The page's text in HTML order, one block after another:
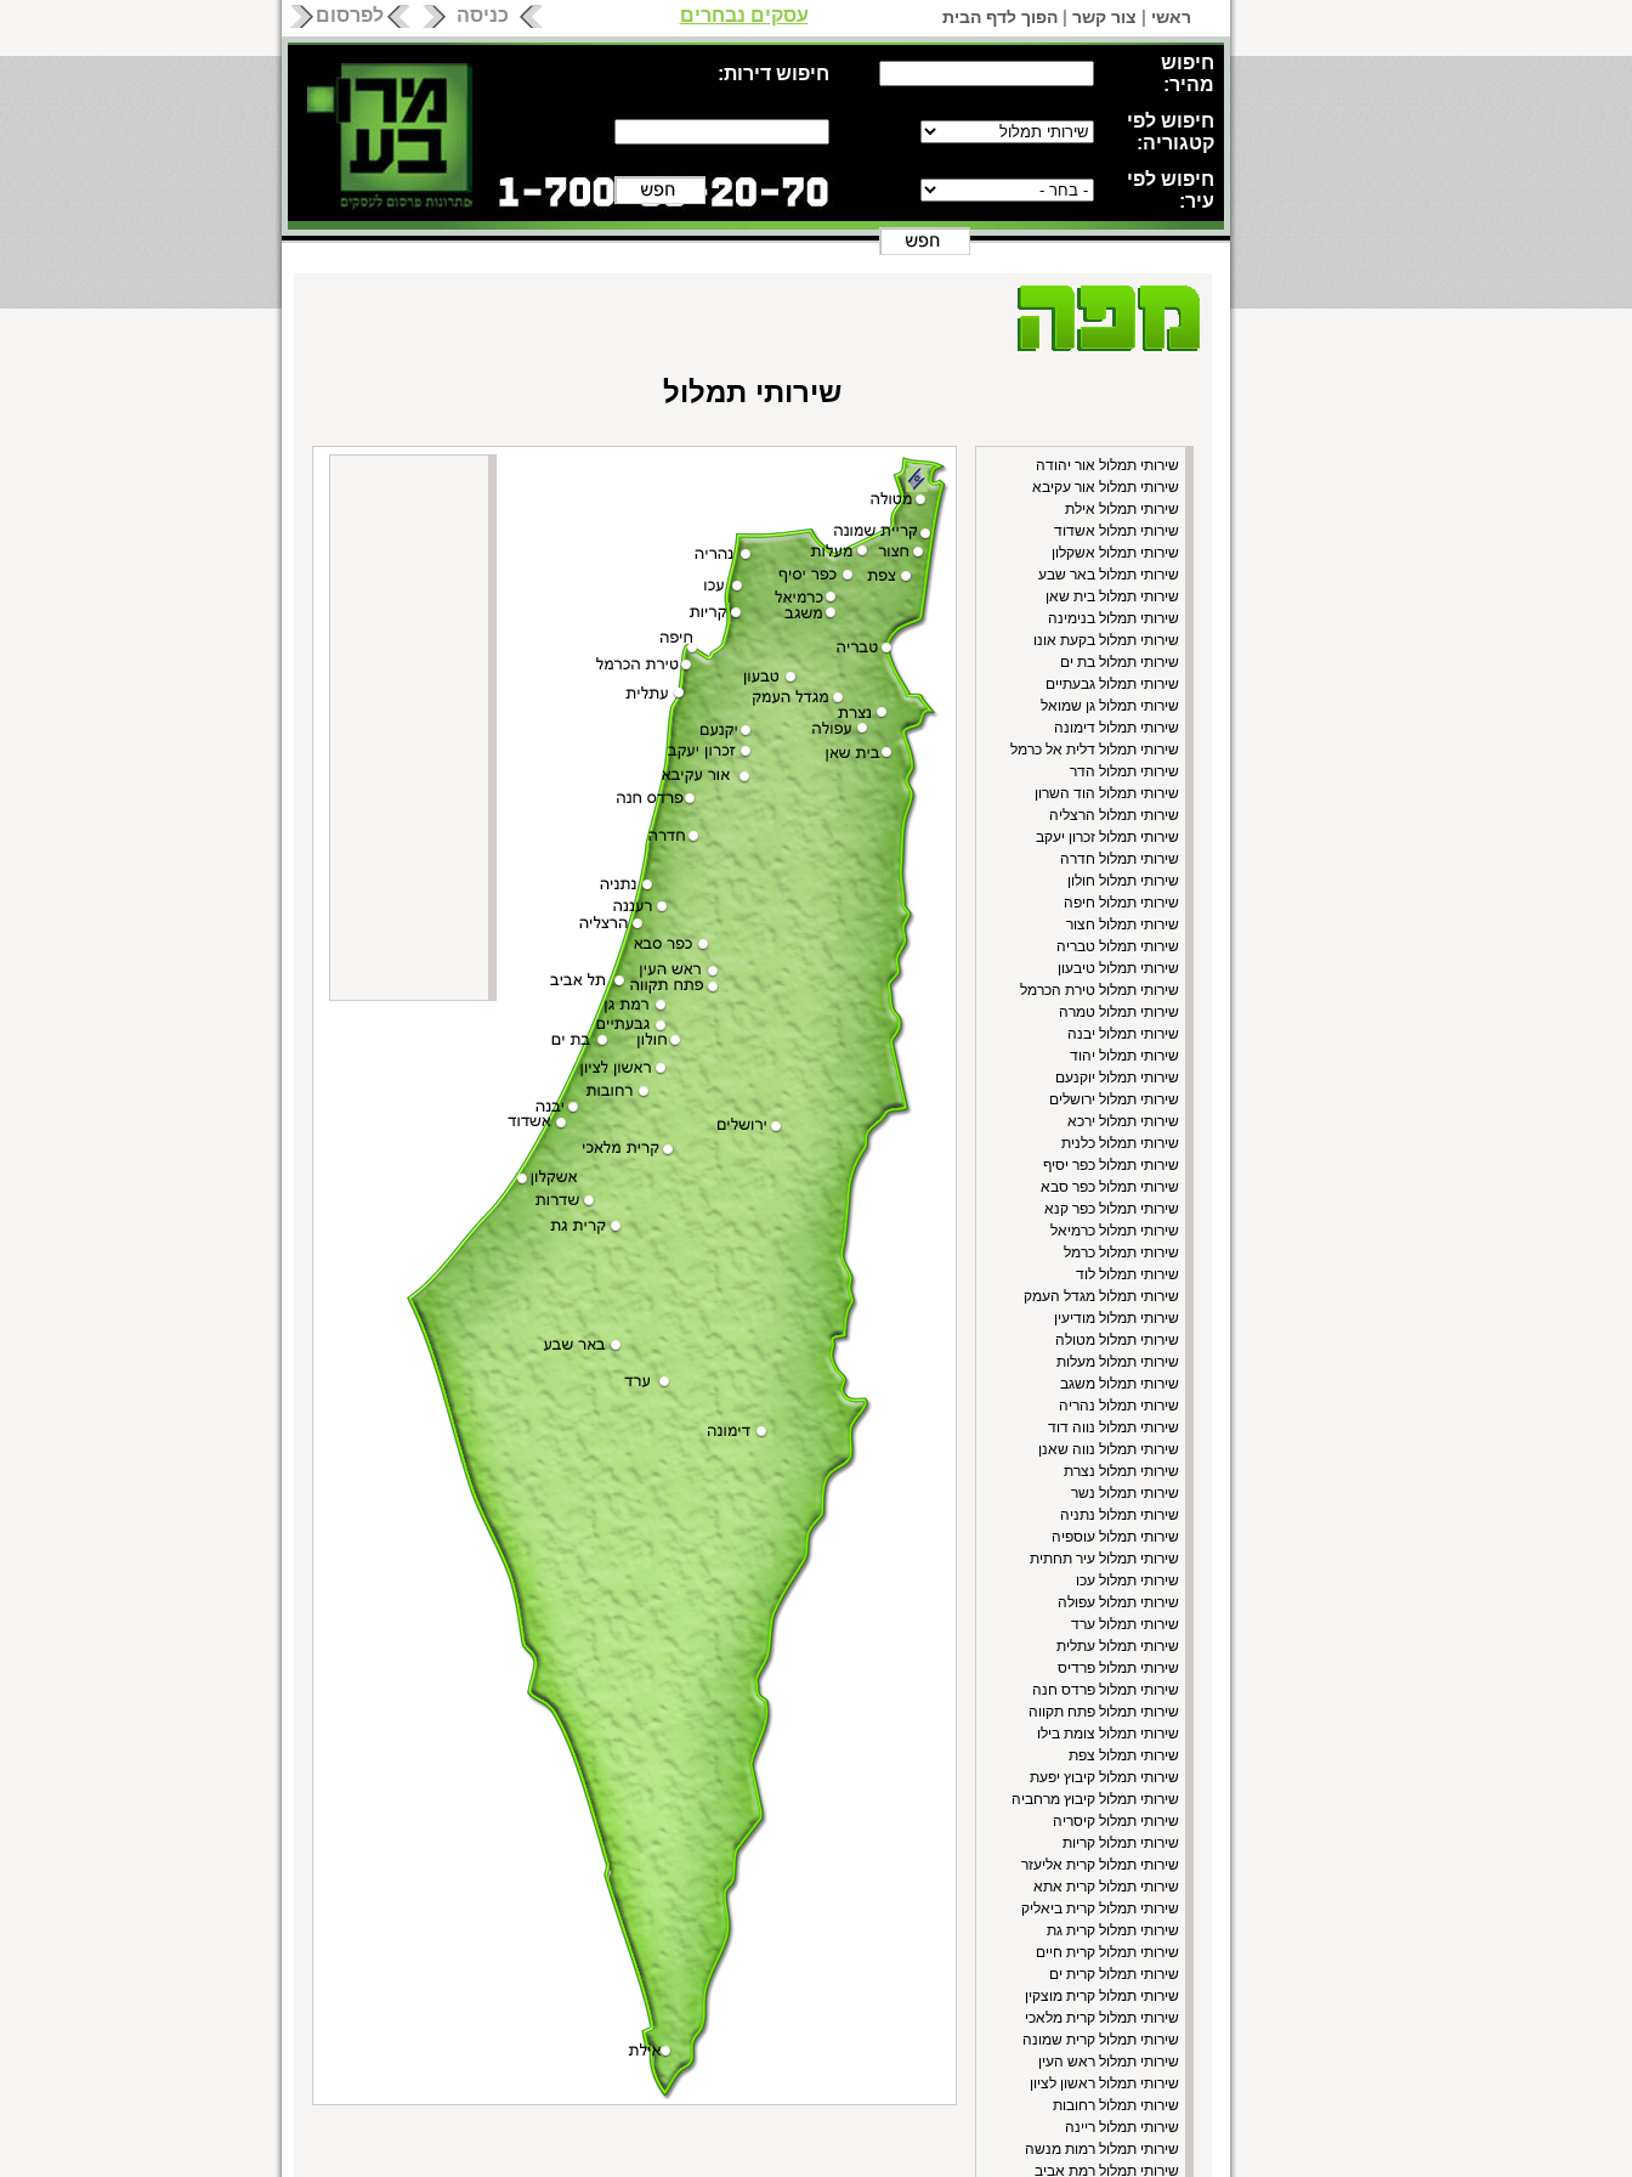
ראשי | צור קשר | הפוך לדף הבית לפרסום כניסה עסקים נבחרים
חיפוש
מהיר:
חיפוש דירות:
חיפוש לפי
קטגוריה:
חיפוש לפי
עיר:
שירותי תמלול
שירותי תמלול אור יהודה
שירותי תמלול אור עקיבא
שירותי תמלול אילת
שירותי תמלול אשדוד
שירותי תמלול אשקלון
שירותי תמלול באר שבע
שירותי תמלול בית שאן
שירותי תמלול בנימינה
שירותי תמלול בקעת אונו
שירותי תמלול בת ים
שירותי תמלול גבעתיים
שירותי תמלול גן שמואל
שירותי תמלול דימונה
שירותי תמלול דלית אל כרמל
שירותי תמלול הדר
שירותי תמלול הוד השרון
שירותי תמלול הרצליה
שירותי תמלול זכרון יעקב
שירותי תמלול חדרה
שירותי תמלול חולון
שירותי תמלול חיפה
שירותי תמלול חצור
שירותי תמלול טבריה
שירותי תמלול טיבעון
שירותי תמלול טירת הכרמל
שירותי תמלול טמרה
שירותי תמלול יבנה
שירותי תמלול יהוד
שירותי תמלול יוקנעם
שירותי תמלול ירושלים
שירותי תמלול ירכא
שירותי תמלול כלנית
שירותי תמלול כפר יסיף
שירותי תמלול כפר סבא
שירותי תמלול כפר קנא
שירותי תמלול כרמיאל
שירותי תמלול כרמל
שירותי תמלול לוד
שירותי תמלול מגדל העמק
שירותי תמלול מודיעין
שירותי תמלול מטולה
שירותי תמלול מעלות
שירותי תמלול משגב
שירותי תמלול נהריה
שירותי תמלול נווה דוד
שירותי תמלול נווה שאנן
שירותי תמלול נצרת
שירותי תמלול נשר
שירותי תמלול נתניה
שירותי תמלול עוספיה
שירותי תמלול עיר תחתית
שירותי תמלול עכו
שירותי תמלול עפולה
שירותי תמלול ערד
שירותי תמלול עתלית
שירותי תמלול פרדיס
שירותי תמלול פרדס חנה
שירותי תמלול פתח תקווה
שירותי תמלול צומת בילו
שירותי תמלול צפת
שירותי תמלול קיבוץ יפעת
שירותי תמלול קיבוץ מרחביה
שירותי תמלול קיסריה
שירותי תמלול קריות
שירותי תמלול קרית אליעזר
שירותי תמלול קרית אתא
שירותי תמלול קרית ביאליק
שירותי תמלול קרית גת
שירותי תמלול קרית חיים
שירותי תמלול קרית ים
שירותי תמלול קרית מוצקין
שירותי תמלול קרית מלאכי
שירותי תמלול קרית שמונה
שירותי תמלול ראש העין
שירותי תמלול ראשון לציון
שירותי תמלול רחובות
שירותי תמלול ריינה
שירותי תמלול רמות מנשה
שירותי תמלול רמת אביב